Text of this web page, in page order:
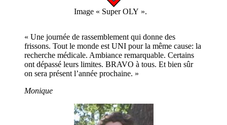
Image « Super OLY ».
« Une journée de rassemblement qui donne des
frissons. Tout le monde est UNI pour la même cause: la
recherche médicale. Ambiance remarquable. Certains
ont dépassé leurs limites. BRAVO à tous. Et bien sûr
on sera présent l’année prochaine. »
Monique